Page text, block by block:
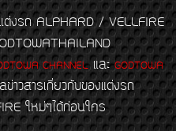
ต่งรถ ALPHARD / VELLFIRE
CHANNELและGODTOWA
าวสารเกี่ยวกับของแต่งรถ
ใหม่ๆได้ก่อนใคร